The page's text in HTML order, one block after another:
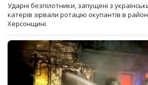
Ударні безпілотники, запущені з
катерів зірвали ротацію окупантів в
Херсонщині.